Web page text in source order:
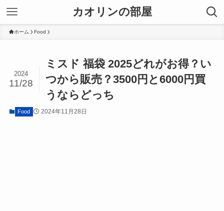
カオリンの部屋
ホーム Food
ミスド 福袋 2025どれがお得？い
つから販売？3500円と6000円買
うならどっち
2024
11/28
Food 2024年11月28日